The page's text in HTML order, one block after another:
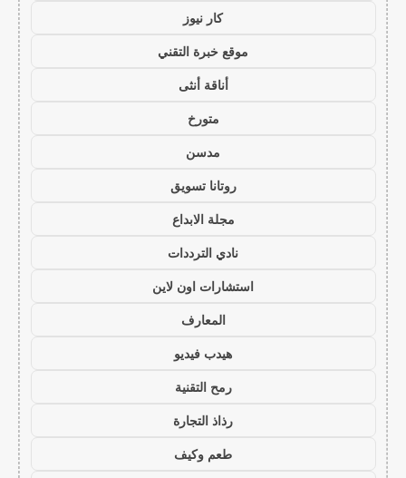
كار نيوز
موقع خبرة التقني
أناقة أنثى
متورخ
مدسن
روتانا تسويق
مجلة الابداع
نادي الترددات
استشارات اون لاين
المعارف
هيدب فيديو
رمح التقنية
رذاذ التجارة
طعم وكيف